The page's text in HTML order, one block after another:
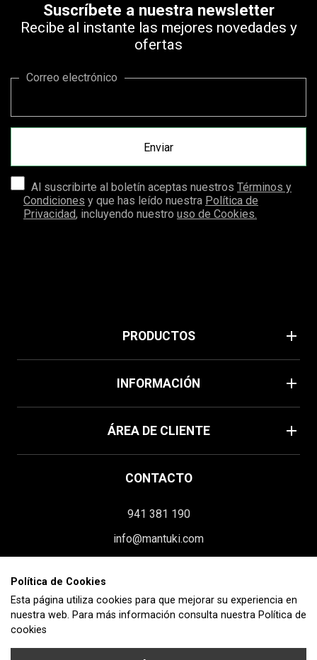
Suscríbete a nuestra newsletter
Recibe al instante las mejores novedades y
ofertas
Correo electrónico
Al suscribirte al boletín aceptas nuestros Términos y
Condiciones y que has leído nuestra Política de
Privacidad, incluyendo nuestro uso de Cookies.
PRODUCTOS add
Verano
Home
Mascarillas
Moda
INFORMACIÓN add
Política de cookies
Aviso legal
Términos y condiciones
Homologación
ÁREA DE CLIENTE add
Su cuenta
Cupones de descuento
CONTACTO
941 381 190
info@mantuki.com
26580 Arnedo (La Rioja)
Polí­tica de Cookies
Esta página utiliza cookies para que mejorar su experiencia en
nuestra web. Para más información consulta nuestra Política de
cookies